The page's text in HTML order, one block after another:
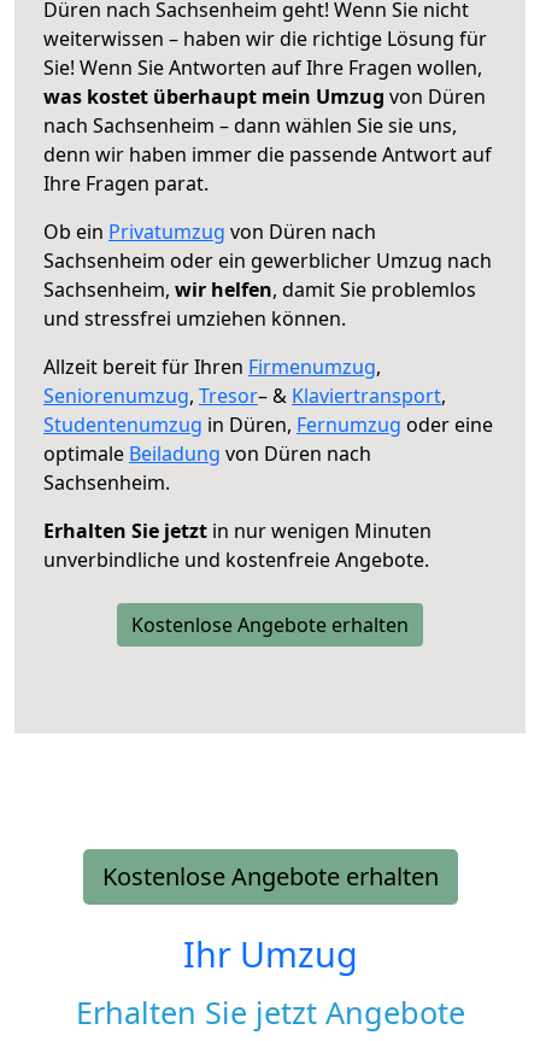
Düren nach Sachsenheim geht! Wenn Sie nicht
weiterwissen – haben wir die richtige Lösung für
Sie! Wenn Sie Antworten auf Ihre Fragen wollen,
was kostet überhaupt mein Umzug von Düren
nach Sachsenheim – dann wählen Sie sie uns,
denn wir haben immer die passende Antwort auf
Ihre Fragen parat.
Ob ein Privatumzug von Düren nach
Sachsenheim oder ein gewerblicher Umzug nach
Sachsenheim, wir helfen, damit Sie problemlos
und stressfrei umziehen können.
Allzeit bereit für Ihren Firmenumzug,
Seniorenumzug, Tresor– & Klaviertransport,
Studentenumzug in Düren, Fernumzug oder eine
optimale Beiladung von Düren nach
Sachsenheim.
Erhalten Sie jetzt in nur wenigen Minuten
unverbindliche und kostenfreie Angebote.
Kostenlose Angebote erhalten
Kostenlose Angebote erhalten
Ihr Umzug
Erhalten Sie jetzt Angebote